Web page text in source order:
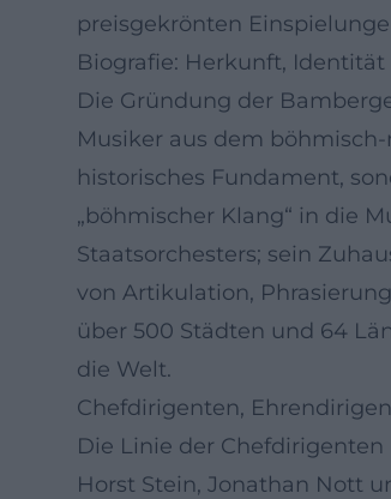
preisgekrönten
Biografie: Herkunft,
Die Gründung der
Musiker aus dem
historisches Fundament,
„böhmischer Klang“ in die
Staatsorchesters; sein
von Artikulation,
über 500 Städten und 64
die Welt.
Chefdirigenten,
Die Linie der
Horst Stein, Jonathan Nott